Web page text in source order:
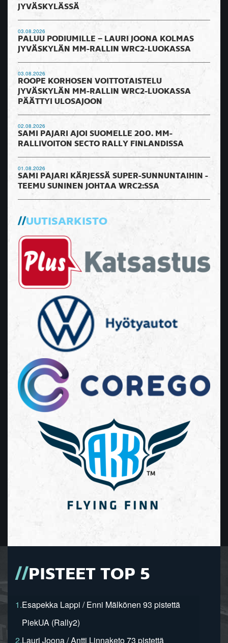
JYVÄSKYLÄSSÄ
03.08.2026
PALUU PODIUMILLE – LAURI JOONA KOLMAS
JYVÄSKYLÄN MM-RALLIN WRC2-LUOKASSA
03.08.2026
ROOPE KORHOSEN VOITTOTAISTELU
JYVÄSKYLÄN MM-RALLIN WRC2-LUOKASSA
PÄÄTTYI ULOSAJOON
02.08.2026
SAMI PAJARI AJOI SUOMELLE 200. MM-
RALLIVOITON SECTO RALLY FINLANDISSA
01.08.2026
SAMI PAJARI KÄRJESSÄ SUPER-SUNNUNTAIHIN -
TEEMU SUNINEN JOHTAA WRC2:SSA
UUTISARKISTO
PISTEET TOP 5
1.Esapekka Lappi / Enni Mälkönen 93 pistettä
PiekUA (Rally2)
2.Lauri Joona / Antti Linnaketo 73 pistettä